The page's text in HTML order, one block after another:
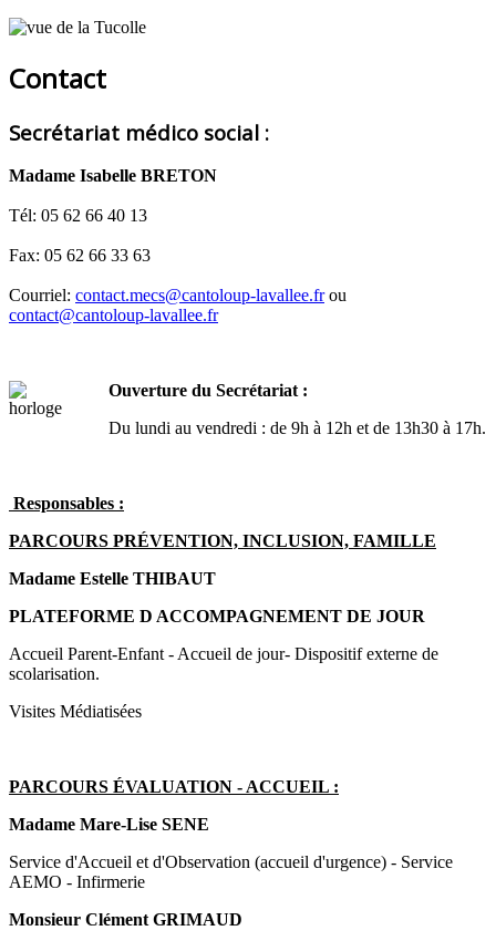
Contact
Secrétariat médico social :
Madame Isabelle BRETON
Tél: 05 62 66 40 13
Fax: 05 62 66 33 63
Courriel: contact.mecs@cantoloup-lavallee.frou
contact@cantoloup-lavallee.fr
Ouverture du Secrétariat :
Du lundi au vendredi : de 9h à 12h et de 13h30 à 17h.
Responsables :
PARCOURS PRÉVENTION, INCLUSION, FAMILLE
Madame Estelle THIBAUT
PLATEFORME D ACCOMPAGNEMENT DE JOUR
Accueil Parent-Enfant - Accueil de jour- Dispositif externe de
scolarisation.
Visites Médiatisées
PARCOURS ÉVALUATION - ACCUEIL :
Madame Mare-Lise SENE
Service d'Accueil et d'Observation (accueil d'urgence) - Service
AEMO - Infirmerie
Monsieur Clément GRIMAUD